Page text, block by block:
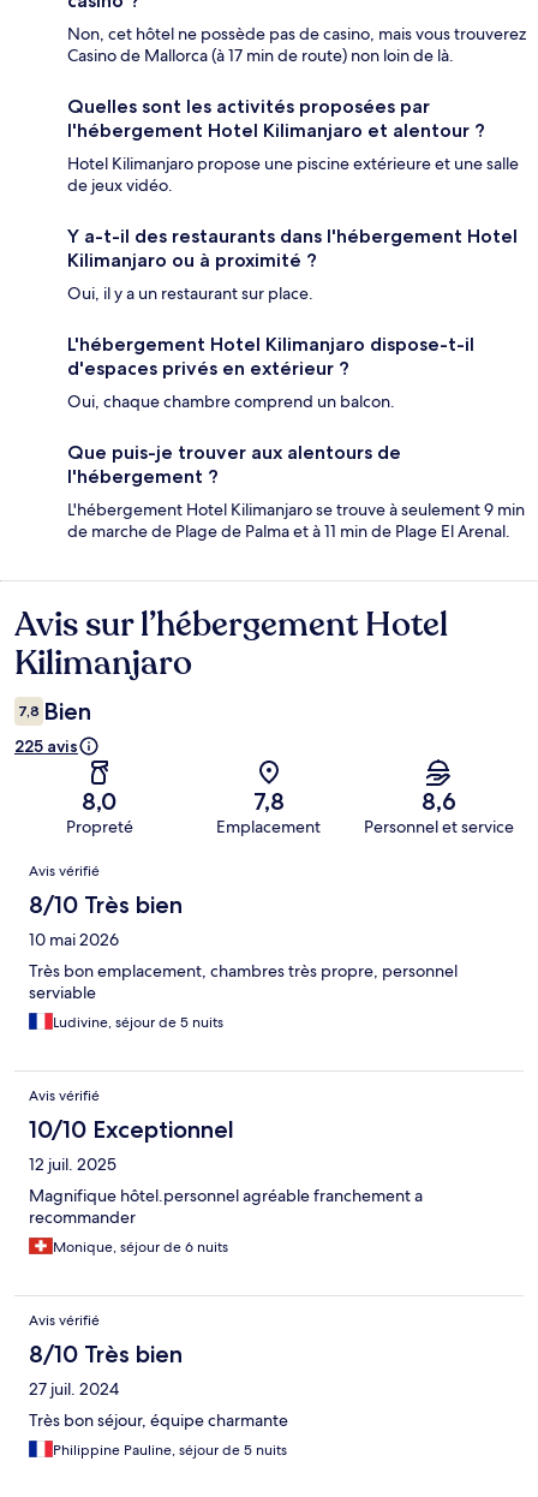
Non, cet hôtel ne possède pas de casino, mais vous trouverez
Casino de Mallorca (à 17 min de route) non loin de là.
Quelles sont les activités proposées par
l'hébergement Hotel Kilimanjaro et alentour ?
Hotel Kilimanjaro propose une piscine extérieure et une salle
de jeux vidéo.
Y a-t-il des restaurants dans l'hébergement Hotel
Kilimanjaro ou à proximité ?
Oui, il y a un restaurant sur place.
L'hébergement Hotel Kilimanjaro dispose-t-il
d'espaces privés en extérieur ?
Oui, chaque chambre comprend un balcon.
Que puis-je trouver aux alentours de
l'hébergement ?
L'hébergement Hotel Kilimanjaro se trouve à seulement 9 min
de marche de Plage de Palma et à 11 min de Plage El Arenal.
Avis
Avis sur l’hébergement Hotel
Kilimanjaro
7,8 Bien
225 avis
8,0
Propreté
7,8
Emplacement
8,6
Personnel et service
Avis
Avis vérifié
8/10 Très bien
10 mai 2026
Très bon emplacement, chambres très propre, personnel
serviable
Ludivine, séjour de 5 nuits
Avis vérifié
10/10 Exceptionnel
12 juil. 2025
Magnifique hôtel.personnel agréable franchement a
recommander
Monique, séjour de 6 nuits
Avis vérifié
8/10 Très bien
27 juil. 2024
Très bon séjour, équipe charmante
Philippine Pauline, séjour de 5 nuits